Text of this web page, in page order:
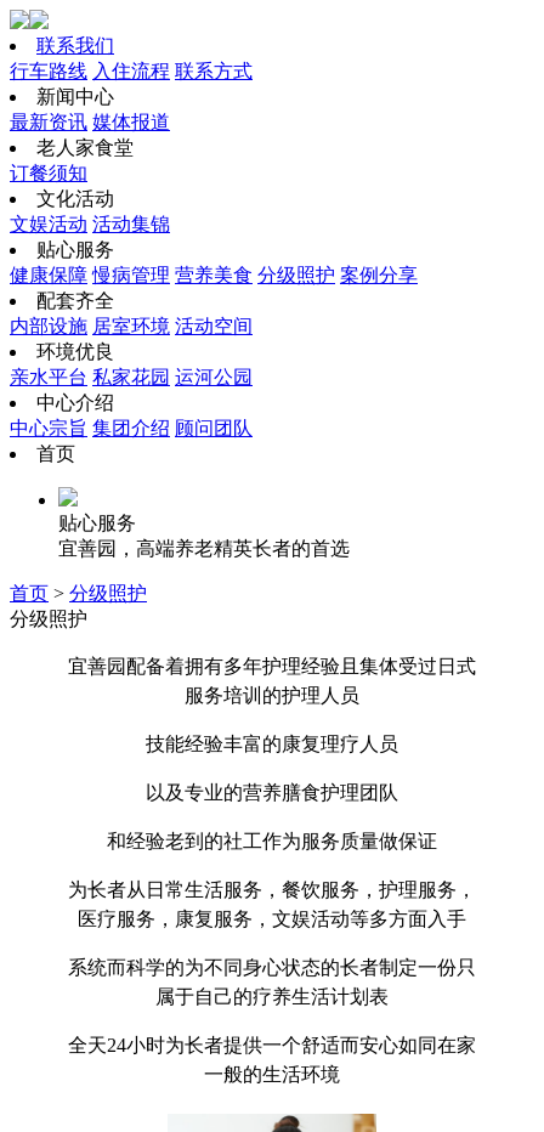
联系我们
行车路线 入住流程 联系方式
新闻中心
最新资讯 媒体报道
老人家食堂
订餐须知
文化活动
文娱活动 活动集锦
贴心服务
健康保障 慢病管理 营养美食 分级照护 案例分享
配套齐全
内部设施 居室环境 活动空间
环境优良
亲水平台 私家花园 运河公园
中心介绍
中心宗旨 集团介绍 顾问团队
首页
贴心服务
宜善园，高端养老精英长者的首选
首页 > 分级照护
分级照护
宜善园配备着拥有多年护理经验且集体受过日式
服务培训的护理人员
技能经验丰富的康复理疗人员
以及专业的营养膳食护理团队
和经验老到的社工作为服务质量做保证
为长者从日常生活服务，餐饮服务，护理服务，
医疗服务，康复服务，文娱活动等多方面入手
系统而科学的为不同身心状态的长者制定一份只
属于自己的疗养生活计划表
全天24小时为长者提供一个舒适而安心如同在家
一般的生活环境